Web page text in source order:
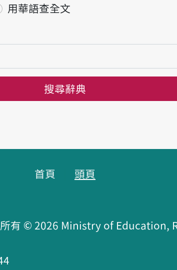
用華語查全文
搜尋辭典
首頁 頭頁
有 © 2026 Ministry of Education,